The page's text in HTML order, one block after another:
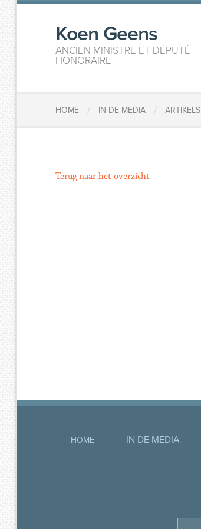
Koen Geens
ANCIEN MINISTRE ET DÉPUTÉ
HONORAIRE
HOME / IN DE MEDIA / ARTIKELS
Terug naar het overzicht
HOME IN DE MEDIA